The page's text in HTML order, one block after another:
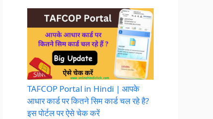
TAFCOP Portal in Hindi | आपके
आधार कार्ड पर कितने सिम कार्ड चल रहे है?
इस पोर्टल पर ऐसे चेक करें